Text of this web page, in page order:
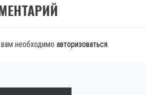
необходимо авторизоваться.